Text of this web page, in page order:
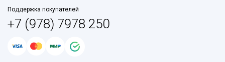
Поддержка покупателей
+7 (978) 7978 250